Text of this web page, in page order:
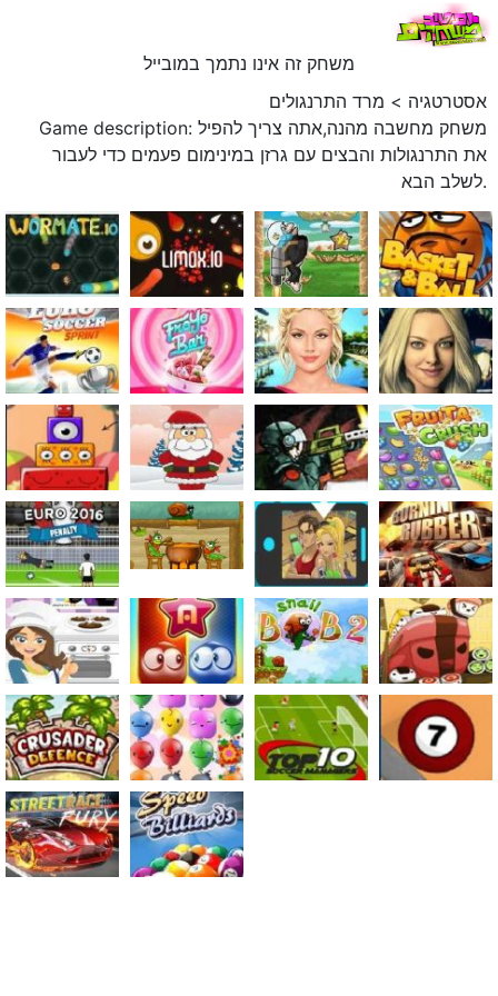
משחק זה אינו נתמך במובייל
אסטרטגיה > מרד התרנגולים
Game description: משחק מחשבה מהנה,אתה צריך להפיל
את התרנגולות והבצים עם גרזן במינימום פעמים כדי לעבור
לשלב הבא.